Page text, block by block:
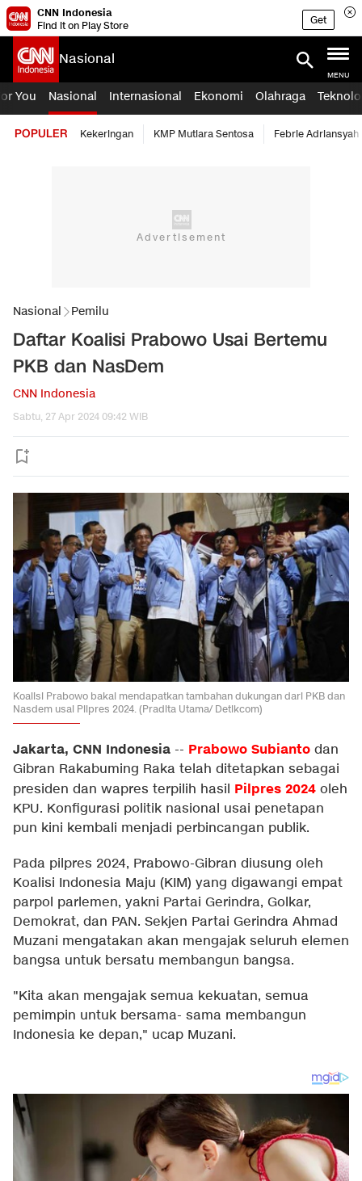
CNN Indonesia
Find it on Play Store
Get
Nasional
MENU
You Nasional Internasional Ekonomi Olahraga
POPULER Kekeringan KMP Mutiara Sentosa Febrie Adriansyah
Nasional Pemilu
Daftar Koalisi Prabowo Usai Bertemu
PKB dan NasDem
CNN Indonesia
Sabtu, 27 Apr 2024 09:42 WIB
Koalisi Prabowo bakal mendapatkan tambahan dukungan dari PKB dan
Nasdem usai Pilpres 2024. (Pradita Utama/ Detikcom)
Jakarta, CNN Indonesia -- Prabowo Subianto dan
Gibran Rakabuming Raka telah ditetapkan sebagai
presiden dan wapres terpilih hasil Pilpres 2024 oleh
KPU. Konfigurasi politik nasional usai penetapan
pun kini kembali menjadi perbincangan publik.
Pada pilpres 2024, Prabowo-Gibran diusung oleh
Koalisi Indonesia Maju (KIM) yang digawangi empat
parpol parlemen, yakni Partai Gerindra, Golkar,
Demokrat, dan PAN. Sekjen Partai Gerindra Ahmad
Muzani mengatakan akan mengajak seluruh elemen
bangsa untuk bersatu membangun bangsa.
"Kita akan mengajak semua kekuatan, semua
pemimpin untuk bersama- sama membangun
Indonesia ke depan," ucap Muzani.